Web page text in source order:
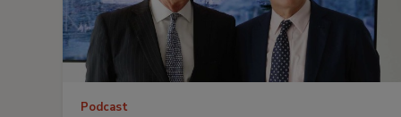
Podcast